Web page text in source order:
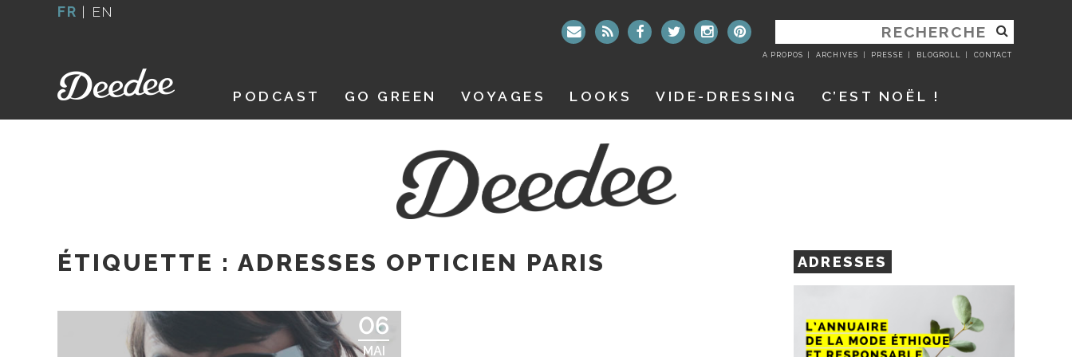
FR | EN
RECHERCHER
:
A PROPOS ARCHIVES PRESSE BLOGROLL CONTACT
PODCAST GO GREEN VOYAGES LOOKS VIDE-DRESSING C’EST NOËL !
ÉTIQUETTE : ADRESSES OPTICIEN PARIS
06
MAI
ADRESSES